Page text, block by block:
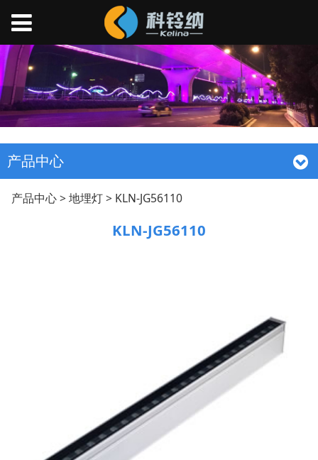
产品中心
KLN-JG56110
产品中心>地埋灯> KLN-JG56110
KLN-JG56110